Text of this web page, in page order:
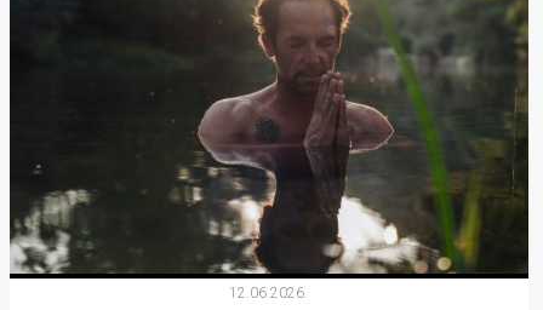
12.06.2026.